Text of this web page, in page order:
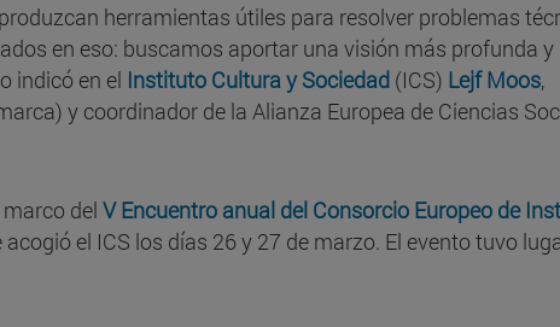
herramientas útiles para resolver problemas
en eso: buscamos aportar una visión más profunda y
indicó en el Instituto Cultura y Sociedad (ICS) Lejf Moos,
y coordinador de la Alianza Europea de Ciencias
del V Encuentro anual del Consorcio Europeo de
acogió el ICS los días 26 y 27 de marzo. El evento tuvo